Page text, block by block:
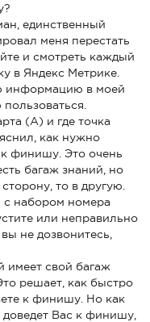
единственный
меня перестать
и смотреть каждый
в Яндекс Метрике.
информацию в моей
(А) и где точка
как нужно
к финишу. Это очень
багаж знаний, но
то в другую.
набором номера
или неправильно
не дозвонитесь,
имеет свой багаж
решает, как быстро
к финишу. Но как
Вас к финишу,